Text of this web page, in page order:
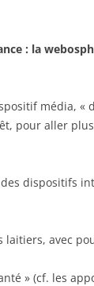
: la
média, «
pour aller
dispositifs
laitiers, avec
» (cf. les